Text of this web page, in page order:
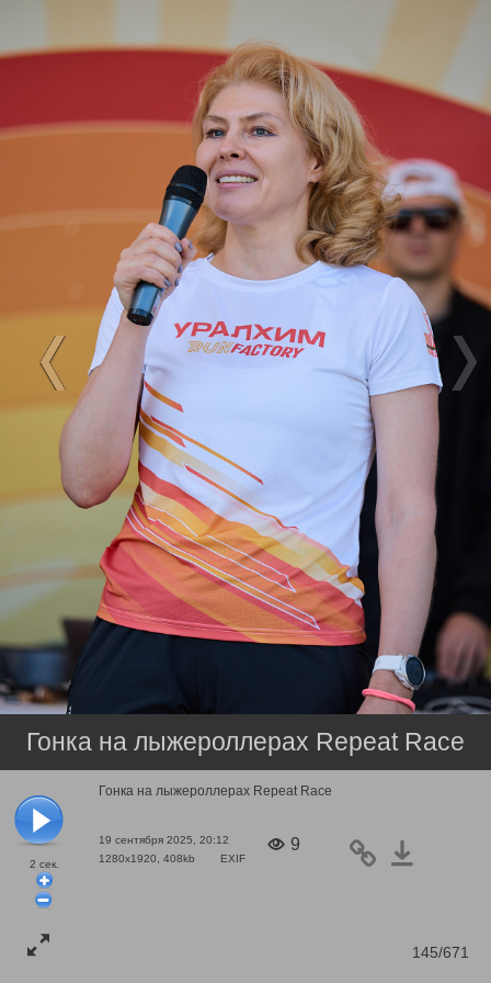
2 сек.
Гонка на лыжероллерах Repeat Race
19 сентября 2025, 20:12
1280x1920, 408kb
EXIF
9
145/671
Гонка на лыжероллерах Repeat Race